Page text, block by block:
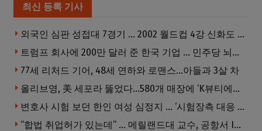
최신 등록 기사
외국인 심판 성접대 7경기 … 2002 월드컵 4강 신화도 흔들
트럼프 회사에 200만 달러 준 한국 기업 … 민주당 뇌물의혹 조사
77세 리처드 기어, 48세 연하와 로맨스…아들과 3살 차
올리브영, 美 세포라 뚫었다…580개 매장에 ‘K뷰티에딧’ 론칭
변호사 시험 보던 한인 여성 심정지 … ‘시험장측 대응 부적절’ 소송
“합법 취업허가 있는데” … 메릴랜드대 교수, 공항서 ICE에 체포, 구금 중